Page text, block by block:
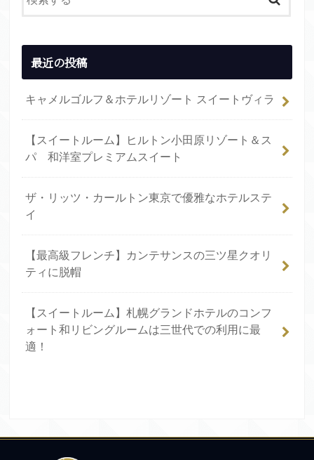
最近の投稿
キャメルゴルフ＆ホテルリゾート スイートヴィラ
【スイートルーム】ヒルトン小田原リゾート＆ス
パ 和洋室プレミアムスイート
ザ・リッツ・カールトン東京で優雅なホテルステ
イ
【最高級フレンチ】カンテサンスの三ツ星クオリ
ティに脱帽
【スイートルーム】札幌グランドホテルのコンフ
ォート和リビングルームは三世代での利用に最
適！